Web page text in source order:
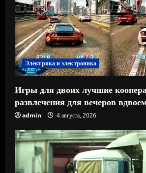
Электрика и электроника
Игры для двоих лучшие
развлечения для вечеров
admin 4 августа, 2026